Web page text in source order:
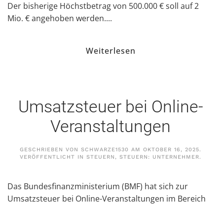
Der bisherige Höchstbetrag von 500.000 € soll auf 2
Mio. € angehoben werden....
Weiterlesen
Umsatzsteuer bei Online-
Veranstaltungen
GESCHRIEBEN VON SCHWARZE1530 AM OKTOBER 16, 2025.
VERÖFFENTLICHT IN STEUERN, STEUERN: UNTERNEHMER.
Das Bundesfinanzministerium (BMF) hat sich zur
Umsatzsteuer bei Online-Veranstaltungen im Bereich